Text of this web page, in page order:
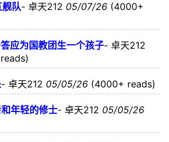
舰队- 卓天212 05/07/26 (4000+
应为国教团生一个孩子- 卓天212
- 卓天212 05/05/26 (4000+ reads)
和年轻的修士- 卓天212 05/05/26